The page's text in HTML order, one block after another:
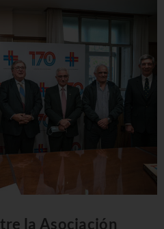
la Asociación